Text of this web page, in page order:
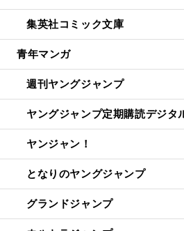
集英社コミック文庫
青年マンガ
週刊ヤングジャンプ
ヤングジャンプ定期購読デジタ
ヤンジャン！
となりのヤングジャンプ
グランドジャンプ